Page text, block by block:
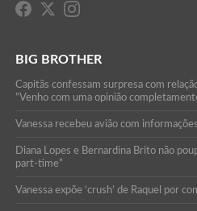
BIG BROTHER
Capitãs confessam surpresa com
“Venho com uma opinião
Vanessa recebeu avião com
Diana Lopes e Bernardina Brito não
part-time”
Vanessa expõe ‘crush’ de Raquel por